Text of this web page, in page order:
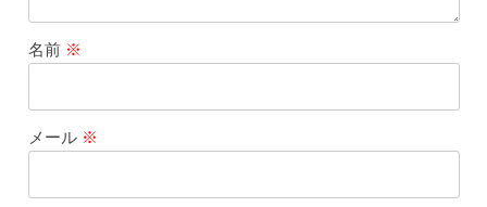
名前 ※
メール ※